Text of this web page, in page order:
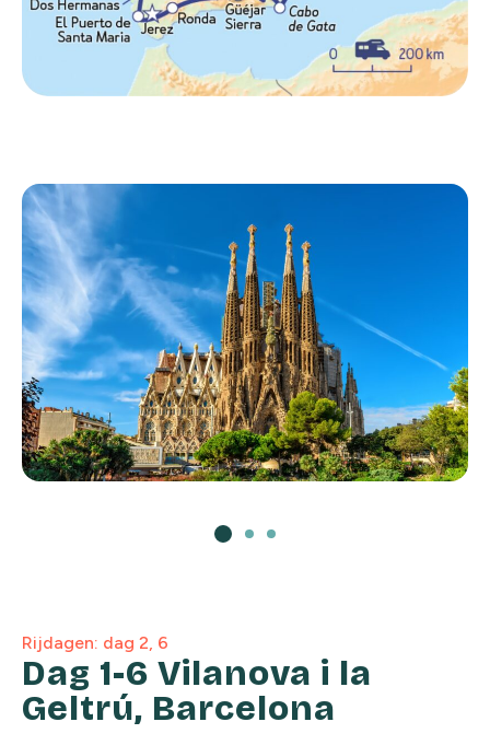
Rijdagen: dag 2, 6
Dag 1-6 Vilanova i la
Geltrú, Barcelona